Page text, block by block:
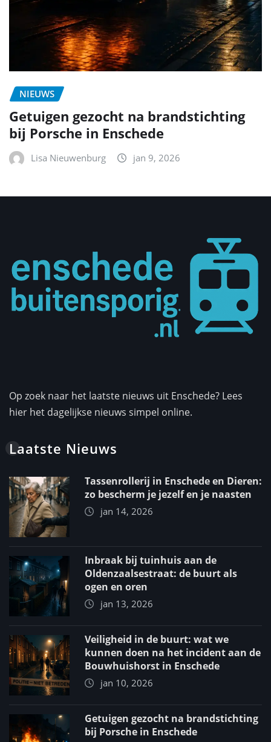
NIEUWS
Getuigen gezocht na brandstichting
bij Porsche in Enschede
Lisa Nieuwenburg jan 9, 2026
Op zoek naar het laatste nieuws uit Enschede? Lees
hier het dagelijkse nieuws simpel online.
Laatste Nieuws
Tassenrollerij in Enschede en Dieren:
zo bescherm je jezelf en je naasten
jan 14, 2026
Inbraak bij tuinhuis aan de
Oldenzaalsestraat: de buurt als
ogen en oren
jan 13, 2026
Veiligheid in de buurt: wat we
kunnen doen na het incident aan de
Bouwhuishorst in Enschede
jan 10, 2026
Getuigen gezocht na brandstichting
bij Porsche in Enschede